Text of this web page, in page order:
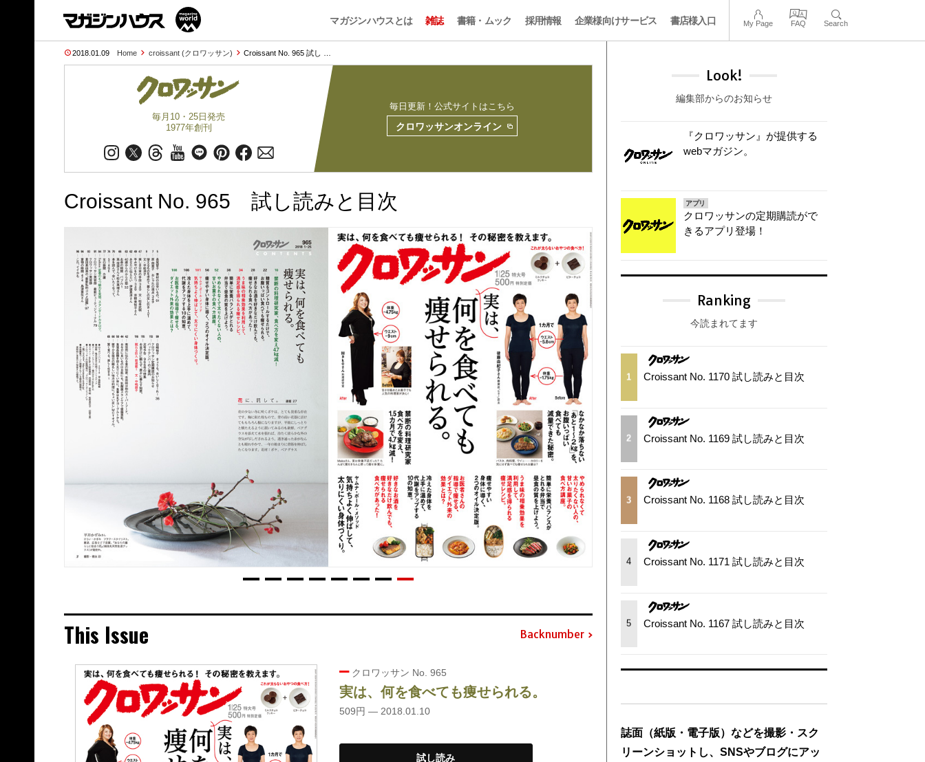
マガジンハウスとは 雑誌 書籍・ムック 採用情報 企業様向けサービス 書店様入口 My Page FAQ Search
2018.01.09 Home croissant (クロワッサン) Croissant No. 965 試し …
毎月10・25日発売
1977年創刊
毎日更新！公式サイトはこちら
クロワッサンオンライン
Croissant No. 965 試し読みと目次
This Issue Backnumber
クロワッサン No. 965
実は、何を食べても痩せられる。
509円 — 2018.01.10
試し読み
Look!
編集部からのお知らせ
『クロワッサン』が提供する
webマガジン。
アプリ
クロワッサンの定期購読がで
きるアプリ登場！
Ranking
今読まれてます
1 Croissant No. 1170 試し読みと目次
2 Croissant No. 1169 試し読みと目次
3 Croissant No. 1168 試し読みと目次
4 Croissant No. 1171 試し読みと目次
5 Croissant No. 1167 試し読みと目次
誌面（紙版・電子版）などを撮影・スク
リーンショットし、SNSやブログにアッ